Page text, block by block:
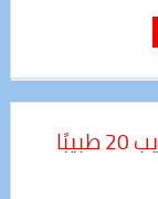
رئيس “الرعاية الصحية” من تركيا: تدريب 20 طبيبًا